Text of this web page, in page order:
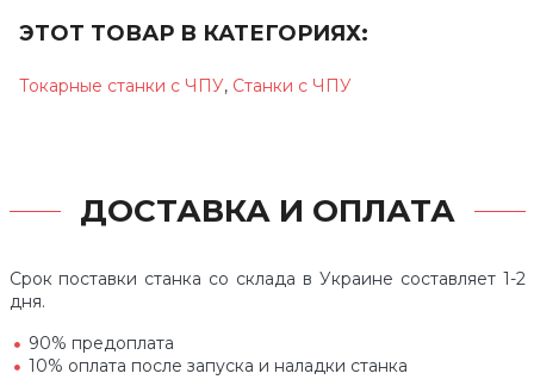
ЭТОТ ТОВАР В КАТЕГОРИЯХ:
Токарные станки с ЧПУ, Станки с ЧПУ
ДОСТАВКА И ОПЛАТА
Срок поставки станка со склада в Украине составляет 1-2
дня.
90% предоплата
10% оплата после запуска и наладки станка